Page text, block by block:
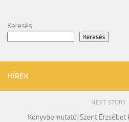
Keresés
Keresés
HÍREK
NEXT STORY
Könyvbemutató: Szent